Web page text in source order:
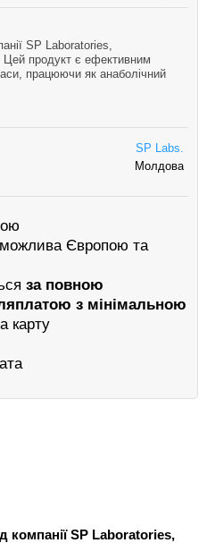
SP Laboratories,
Цей продукт є ефективним
працюючи як анаболічний
Що робить його особливо
не перетворюватися на
SP Labs.
Молдова
Європою та
за повною
з мінімальною
карту
компанії SP Laboratories,